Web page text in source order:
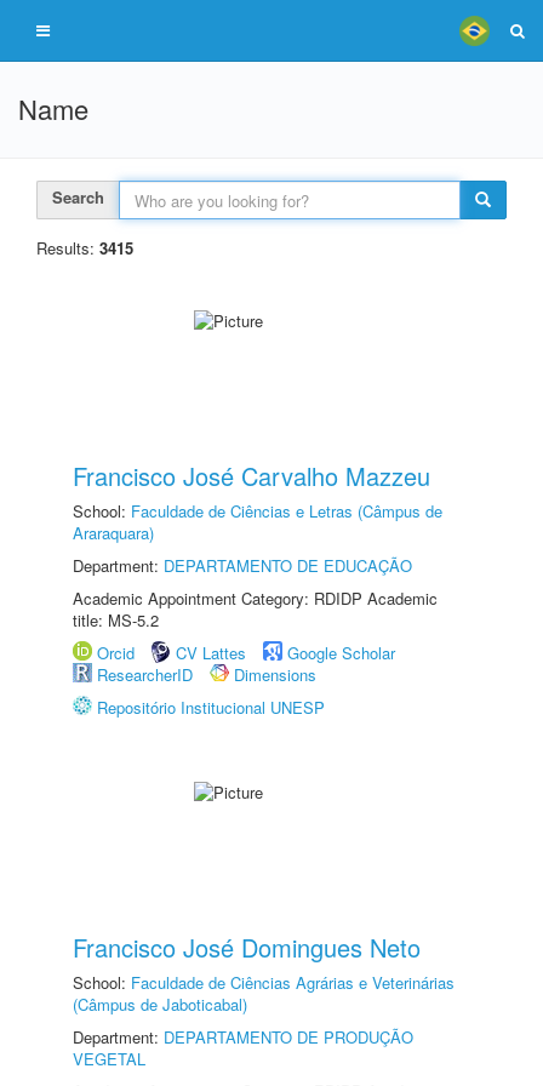
Name
Search
Results: 3415
Francisco José Carvalho Mazzeu
School: Faculdade de Ciências e Letras (Câmpus de
Araraquara)
Department: DEPARTAMENTO DE EDUCAÇÃO
Academic Appointment Category: RDIDP Academic
title: MS-5.2
Orcid
CV Lattes
Google Scholar
ResearcherID
Dimensions
Repositório Institucional UNESP
Francisco José Domingues Neto
School: Faculdade de Ciências Agrárias e Veterinárias
(Câmpus de Jaboticabal)
Department: DEPARTAMENTO DE PRODUÇÃO
VEGETAL